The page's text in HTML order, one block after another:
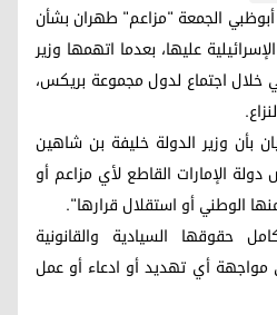
24)- رفضت أبوظبي الجمعة "مزاعم" طهران بشأن
عليها، بعدما اتهمها وزير
خلال اجتماع لدول مجموعة بريكس،
بأن وزير الدولة خليفة بن شاهين
دولة الإمارات القاطع لأي مزاعم أو
الوطني أو استقلال قرارها".
حقوقها السيادية والقانونية
مواجهة أي تهديد أو ادعاء أو عمل